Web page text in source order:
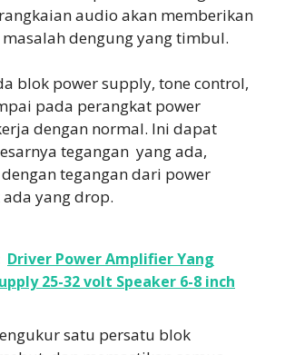
audio akan memberikan
dengung yang timbul.
blok power supply, tone control,
pada perangkat power
dengan normal. Ini dapat
tegangan yang ada,
tegangan dari power
yang drop.
Driver Power Amplifier Yang
25-32 volt Speaker 6-8 inch
satu persatu blok